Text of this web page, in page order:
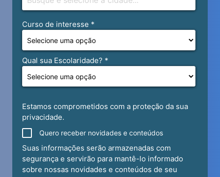
20h AC GERAL IV-A
30h DIREITO ELEITORAL
30h FILOSOFIA DO DIREITO
60h DIREITO ADMINISTRATIVO I
60h DIREITO PENAL III: TEORIA DA
SANCAO PENAL E SUA APLICACAO
NOS TRIBUNAIS
DIREITOS HUMANOS
60h DIREITO PROCESSUAL CIVIL I:
TEORIA E PRÁTICA
60h DIREITO CIVIL II: TEORIA E
PRÁTICA DAS OBRIGAÇÕES